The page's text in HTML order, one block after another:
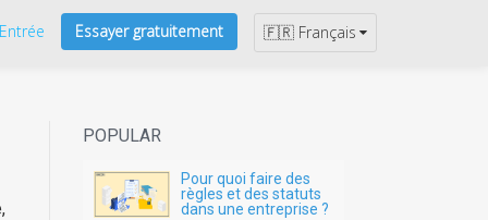
Entrée Essayer gratuitement 🇫🇷 Français
POPULAR
Pour quoi faire des
règles et des statuts
dans une entreprise ?